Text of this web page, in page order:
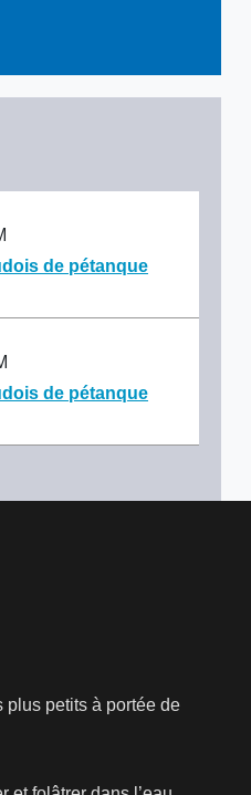
de pétanque
de pétanque
plus petits à portée de